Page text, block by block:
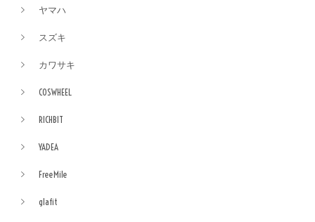
ヤマハ
スズキ
カワサキ
COSWHEEL
RICHBIT
YADEA
FreeMile
glafit